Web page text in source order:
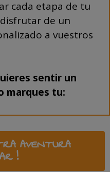
cada etapa de tu
de un
a vuestros
sentir un
marques tu:
AVENTURA
!